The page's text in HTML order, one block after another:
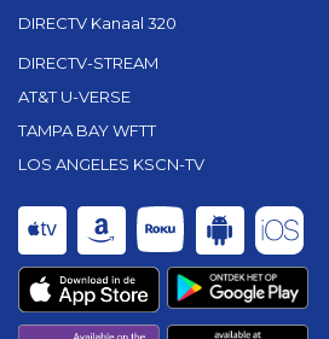
DIRECTV Kanaal 320
DIRECTV-STREAM
AT&T U-VERSE
TAMPA BAY WFTT
LOS ANGELES KSCN-TV